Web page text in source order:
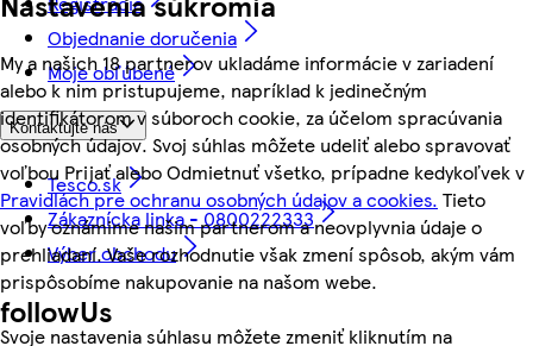
My a našich 18 partnerov ukladáme informácie v zariadení
alebo k nim pristupujeme, napríklad k jedinečným
identifikátorom v súboroch cookie, za účelom spracúvania
osobných údajov. Svoj súhlas môžete udeliť alebo spravovať
voľbou Prijať alebo Odmietnuť všetko, prípadne kedykoľvek v
Pravidlách pre ochranu osobných údajov a cookies. Tieto
voľby oznámime našim partnerom a neovplyvnia údaje o
prehliadaní. Vaše rozhodnutie však zmení spôsob, akým vám
prispôsobíme nakupovanie na našom webe.
Svoje nastavenia súhlasu môžete zmeniť kliknutím na
Objednanie doručenia
Moje obľúbené
Kontaktujte nás
Tesco.sk
Zákaznícka linka - 0800222333
Výber obchodu
followUs